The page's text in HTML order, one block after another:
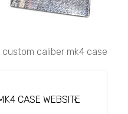
custom caliber mk4 case
المقالات
CASE WEBSITE